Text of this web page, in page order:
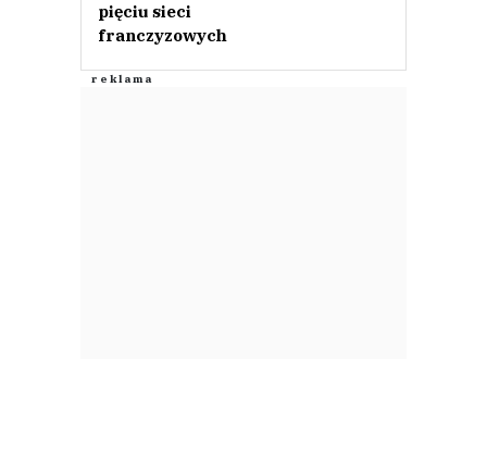
pięciu sieci
franczyzowych